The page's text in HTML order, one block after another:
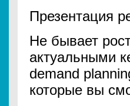
Презентация
Не бывает
актуальными
demand
которые вы